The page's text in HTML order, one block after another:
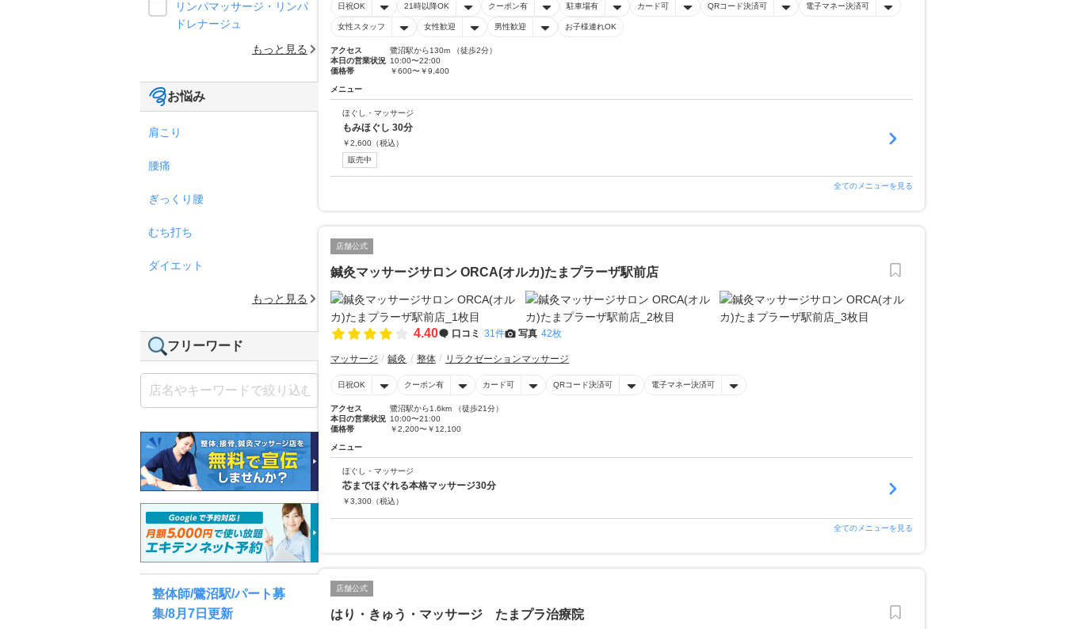
日祝OK 21時以降OK クーポン有 駐車場有 カード可 QRコード決済可 電子マネー決済可
女性スタッフ 女性歓迎 男性歓迎 お子様連れOK
アクセス
鷺沼駅から130m （徒歩2分）
本日の営業状況 10:00〜22:00
価格帯
￥600〜￥9,400
メニュー
ほぐし・マッサージ
もみほぐし 30分
￥2,600 （税込）
販売中
全てのメニューを見る
店舗公式
鍼灸マッサージサロン ORCA(オルカ)たまプラーザ駅前店
4.40 口コミ 31件 写真 42枚
マッサージ 鍼灸 整体 リラクゼーションマッサージ
日祝OK クーポン有 カード可 QRコード決済可 電子マネー決済可
アクセス
鷺沼駅から1.6km （徒歩21分）
本日の営業状況 10:00〜21:00
価格帯
￥2,200〜￥12,100
メニュー
ほぐし・マッサージ
芯までほぐれる本格マッサージ30分
￥3,300 （税込）
全てのメニューを見る
店舗公式
はり・きゅう・マッサージ たまプラ治療院
リンパマッサージ・リンパ
ドレナージュ
もっと見る
お悩み
肩こり
腰痛
ぎっくり腰
むち打ち
ダイエット
もっと見る
フリーワード
整体師/鷺沼駅/パート募
集/8月7日更新